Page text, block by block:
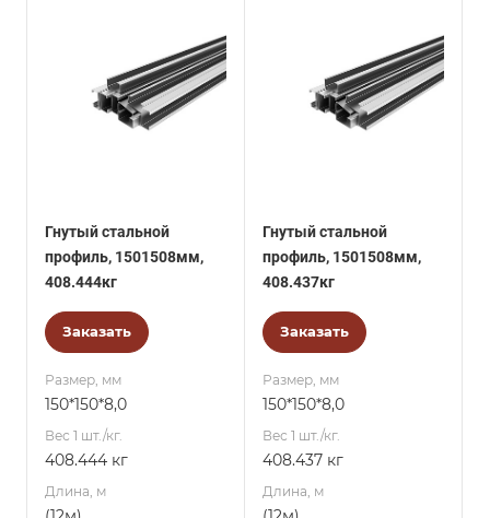
Гнутый стальной
профиль, 1501508мм,
408.444кг
Заказать
Размер, мм
150*150*8,0
Вес 1 шт./кг.
408.444 кг
Длина, м
Гнутый стальной
профиль, 1501508мм,
408.437кг
Заказать
Размер, мм
150*150*8,0
Вес 1 шт./кг.
408.437 кг
Длина, м